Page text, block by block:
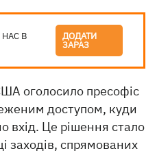
В ДОДАТИ
ЗАРАЗ
оголосило пресофіс
доступом, куди
вхід. Це рішення стало
заходів, спрямованих